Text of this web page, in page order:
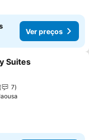
Ver preços
aos favoritos
Suites
7